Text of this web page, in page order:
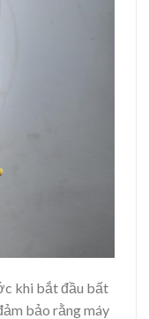
khi bắt đầu bất
bảo rằng máy